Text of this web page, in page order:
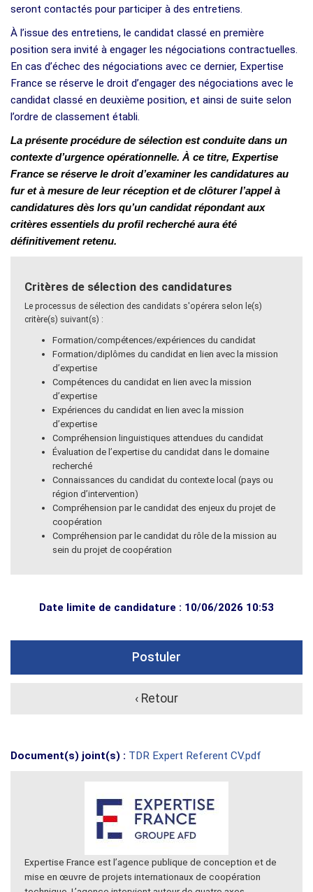
seront contactés pour participer à des entretiens.
À l’issue des entretiens, le candidat classé en première
position sera invité à engager les négociations contractuelles.
En cas d’échec des négociations avec ce dernier, Expertise
France se réserve le droit d’engager des négociations avec le
candidat classé en deuxième position, et ainsi de suite selon
l’ordre de classement établi.
La présente procédure de sélection est conduite dans un
contexte d’urgence opérationnelle. À ce titre, Expertise
France se réserve le droit d’examiner les candidatures au
fur et à mesure de leur réception et de clôturer l’appel à
candidatures dès lors qu’un candidat répondant aux
critères essentiels du profil recherché aura été
définitivement retenu.
Critères de sélection des candidatures
Le processus de sélection des candidats s'opérera selon le(s)
critère(s) suivant(s) :
Formation/compétences/expériences du candidat
Formation/diplômes du candidat en lien avec la mission
d’expertise
Compétences du candidat en lien avec la mission
d’expertise
Expériences du candidat en lien avec la mission
d’expertise
Compréhension linguistiques attendues du candidat
Évaluation de l’expertise du candidat dans le domaine
recherché
Connaissances du candidat du contexte local (pays ou
région d’intervention)
Compréhension par le candidat des enjeux du projet de
coopération
Compréhension par le candidat du rôle de la mission au
sein du projet de coopération
Date limite de candidature : 10/06/2026 10:53
Postuler
‹ Retour
Document(s) joint(s) : TDR Expert Referent CV.pdf
Expertise France est l’agence publique de conception et de
mise en œuvre de projets internationaux de coopération